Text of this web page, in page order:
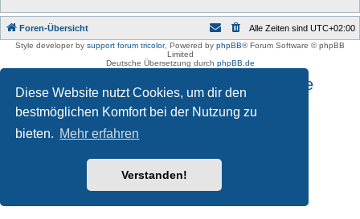
Diese Website nutzt Cookies, um dir den
bestmöglichen Komfort bei der Nutzung zu
bieten. Mehr erfahren
Verstanden!
Foren-Übersicht Alle Zeiten sind UTC+02:00
Style developer by support forum tricolor, Powered by phpBB® Forum Software © phpBB
Limited
Deutsche Übersetzung durch phpBB.de
Impressum und Datenschutzhinweise